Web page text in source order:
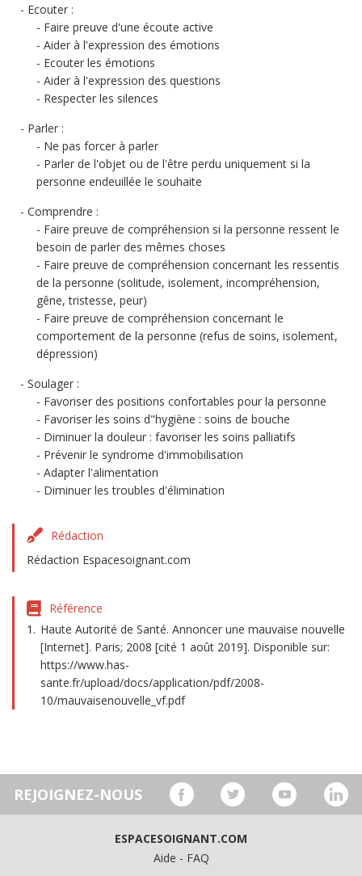
Ecouter :
Faire preuve d'une écoute active
Aider à l'expression des émotions
Ecouter les émotions
Aider à l'expression des questions
Respecter les silences
Parler :
Ne pas forcer à parler
Parler de l'objet ou de l'être perdu uniquement si la
personne endeuillée le souhaite
Comprendre :
Faire preuve de compréhension si la personne ressent le
besoin de parler des mêmes choses
Faire preuve de compréhension concernant les ressentis
de la personne (solitude, isolement, incompréhension,
gêne, tristesse, peur)
Faire preuve de compréhension concernant le
comportement de la personne (refus de soins, isolement,
dépression)
Soulager :
Favoriser des positions confortables pour la personne
Favoriser les soins d"hygiène : soins de bouche
Diminuer la douleur : favoriser les soins palliatifs
Prévenir le syndrome d'immobilisation
Adapter l'alimentation
Diminuer les troubles d'élimination
Rédaction
Rédaction Espacesoignant.com
Référence
Haute Autorité de Santé. Annoncer une mauvaise nouvelle
[Internet]. Paris; 2008 [cité 1 août 2019]. Disponible sur:
https://www.has-
sante.fr/upload/docs/application/pdf/2008-
10/mauvaisenouvelle_vf.pdf
REJOIGNEZ-NOUS
ESPACESOIGNANT.COM
Aide - FAQ